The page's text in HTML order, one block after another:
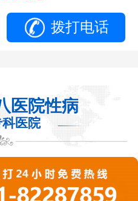
拨打电话
医院性病
医院